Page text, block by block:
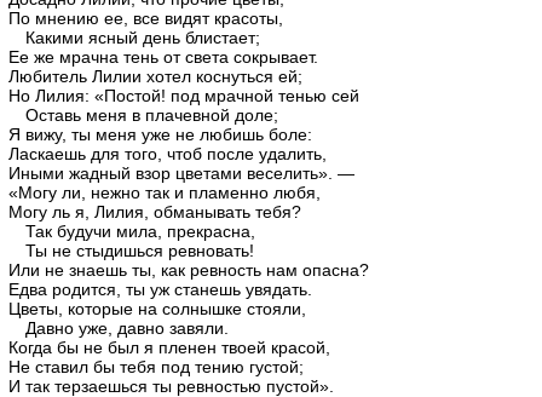
По мнению ее, все видят красоты,
Какими ясный день блистает;
Ее же мрачна тень от света сокрывает.
Любитель Лилии хотел коснуться ей;
Но Лилия: «Постой! под мрачной тенью сей
Оставь меня в плачевной доле;
Я вижу, ты меня уже не любишь боле:
Ласкаешь для того, чтоб после удалить,
Иными жадный взор цветами веселить». —
«Могу ли, нежно так и пламенно любя,
Могу ль я, Лилия, обманывать тебя?
Так будучи мила, прекрасна,
Ты не стыдишься ревновать!
Или не знаешь ты, как ревность нам опасна?
Едва родится, ты уж станешь увядать.
Цветы, которые на солнышке стояли,
Давно уже, давно завяли.
Когда бы не был я пленен твоей красой,
Не ставил бы тебя под тению густой;
И так терзаешься ты ревностью пустой».